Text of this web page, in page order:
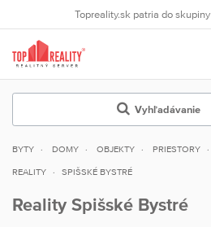
Topreality.sk patria do skupiny
Vyhľadávanie
BYTY DOMY OBJEKTY PRIESTORY
REALITY SPIŠSKÉ BYSTRÉ
Reality Spišské Bystré